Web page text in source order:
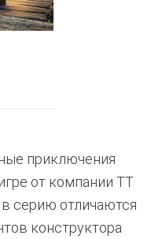
приключения
от компании TT
серию отличаются
конструктора